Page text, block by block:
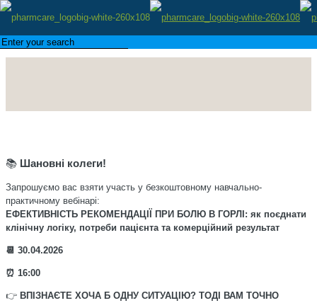
📚 Шановні колеги!
Запрошуємо вас взяти участь у безкоштовному навчально-
практичному вебінарі:
ЕФЕКТИВНІСТЬ РЕКОМЕНДАЦІЇ ПРИ БОЛЮ В ГОРЛІ: як поєднати
клінічну логіку, потреби пацієнта та комерційний результат
📆 30.04.2026
⏰ 16:00
👉 ВПІЗНАЄТЕ ХОЧА Б ОДНУ СИТУАЦІЮ? ТОДІ ВАМ ТОЧНО